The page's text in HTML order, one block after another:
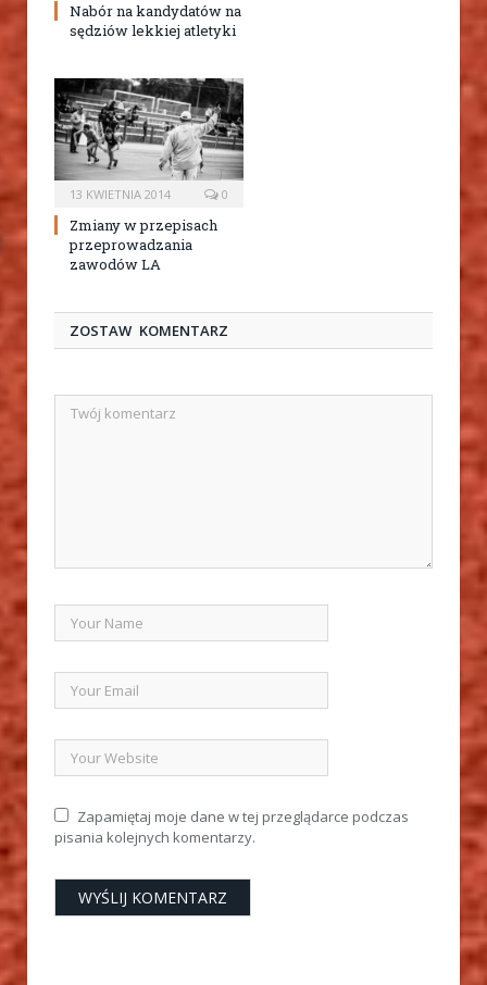
Nabór na kandydatów na
sędziów lekkiej atletyki
13 KWIETNIA 2014 0
Zmiany w przepisach
przeprowadzania
zawodów LA
ZOSTAW KOMENTARZ
Zapamiętaj moje dane w tej przeglądarce podczas
pisania kolejnych komentarzy.